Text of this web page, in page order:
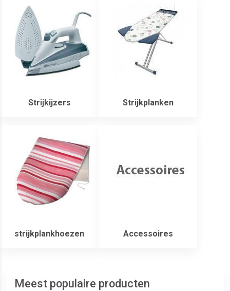
Strijkijzers Strijkplanken
strijkplankhoezen Accessoires
Meest populaire producten